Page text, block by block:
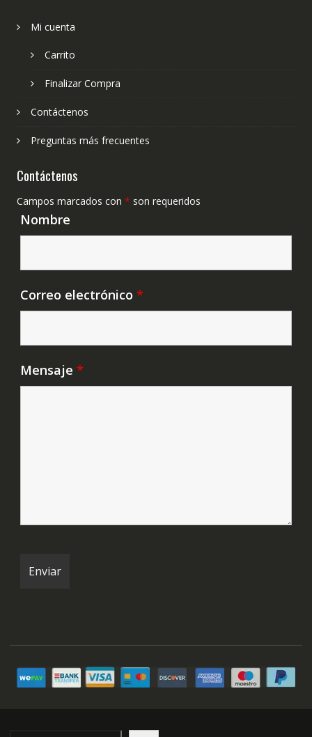
Mi cuenta
Carrito
Finalizar Compra
Contáctenos
Preguntas más frecuentes
Contáctenos
Campos marcados con * son requeridos
Nombre
Correo electrónico *
Mensaje *